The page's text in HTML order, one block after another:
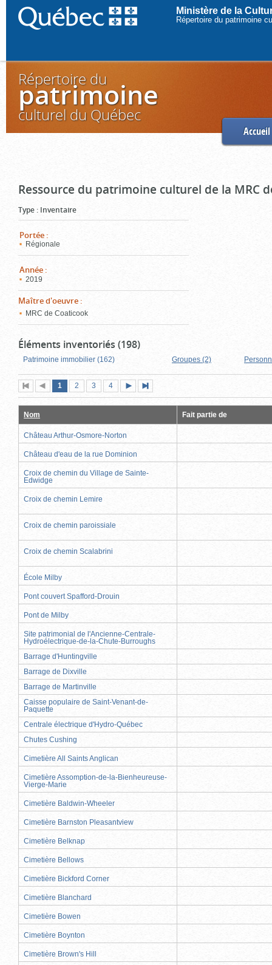
Ministère de la
Répertoire du patrimoine
Répertoire du
patrimoine
culturel du Québec
Accueil
Ressource du patrimoine culturel de la MRC
Type : Inventaire
Portée :
Régionale
Année :
2019
Maître d'oeuvre :
MRC de Coaticook
Éléments inventoriés (198)
Patrimoine immobilier (162) Groupes (2)
Première
page
Page
précédente
Page
1 (page
actuelle)
Page
2 Page
3 Page
4
suivante
page
Nom Fait partie de
Château Arthur-Osmore-Norton
Château d'eau de la rue Dominion
Croix de chemin du Village de Sainte-
Edwidge
Croix de chemin Lemire
Croix de chemin paroissiale
Croix de chemin Scalabrini
École Milby
Pont couvert Spafford-Drouin
Pont de Milby
Site patrimonial de l'Ancienne-Centrale-
Hydroélectrique-de-la-Chute-Burroughs
Barrage d'Huntingville
Barrage de Dixville
Barrage de Martinville
Caisse populaire de Saint-Venant-de-
Paquette
Centrale électrique d'Hydro-Québec
Chutes Cushing
Cimetière All Saints Anglican
Cimetière Assomption-de-la-Bienheureuse-
Vierge-Marie
Cimetière Baldwin-Wheeler
Cimetière Barnston Pleasantview
Cimetière Belknap
Cimetière Bellows
Cimetière Bickford Corner
Cimetière Blanchard
Cimetière Bowen
Cimetière Boynton
Cimetière Brown's Hill